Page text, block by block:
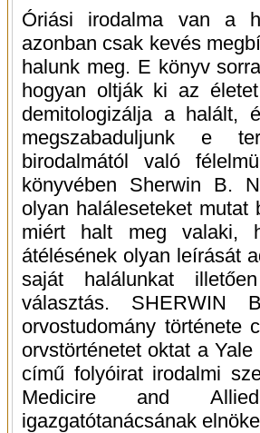
Óriási irodalma van a
azonban csak kevés
halunk meg. E könyv
hogyan oltják ki az
demitologizálja a halált,
megszabaduljunk e
birodalmától való
könyvében Sherwin B.
olyan haláleseteket mutat
miért halt meg valaki,
átélésének olyan leírását
saját halálunkat
választás.
orvostudomány története
orvstörténetet oktat a
című folyóirat irodalmi
Medicire and
igazgatótanácsának